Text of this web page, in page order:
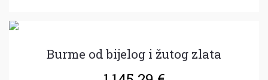
Burme od bijelog i žutog zlata